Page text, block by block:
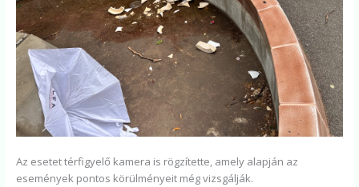
Az esetet térfigyelő kamera is rögzítette, amely alapján az
események pontos körülményeit még vizsgálják.